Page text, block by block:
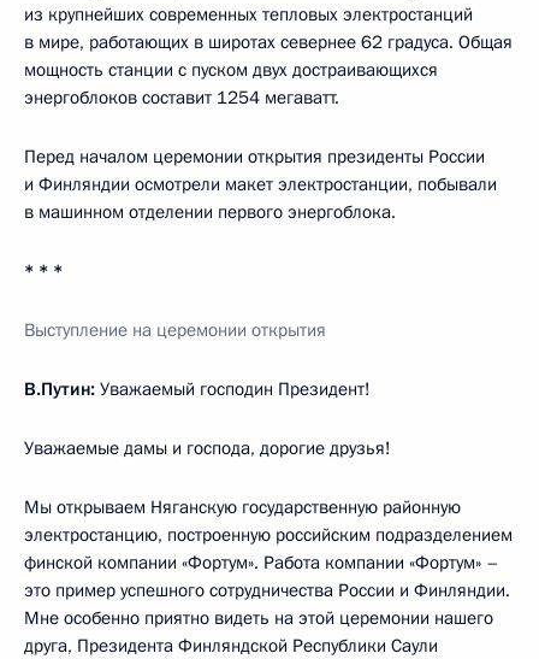
из крупнейших современных тепловых электростанций
в мире, работающих в широтах севернее 62 градуса. Общая
мощность станции с пуском двух достраивающихся
энергоблоков составит 1254 мегаватт.
Перед началом церемонии открытия президенты России
и Финляндии осмотрели макет электростанции, побывали
в машинном отделении первого энергоблока.
* * *
Выступление на церемонии открытия
В.Путин: Уважаемый господин Президент!
Уважаемые дамы и господа, дорогие друзья!
Мы открываем Няганскую государственную районную
электростанцию, построенную российским подразделением
финской компании «Фортум». Работа компании «Фортум» –
это пример успешного сотрудничества России и Финляндии.
Мне особенно приятно видеть на этой церемонии нашего
друга, Президента Финляндской Республики Саули